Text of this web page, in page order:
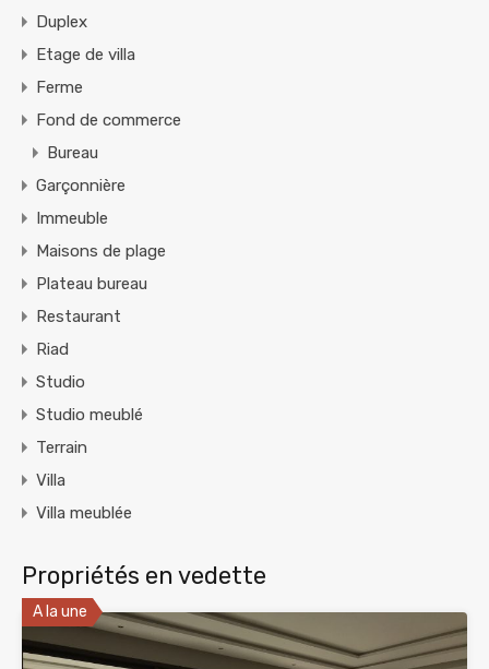
Duplex
Etage de villa
Ferme
Fond de commerce
Bureau
Garçonnière
Immeuble
Maisons de plage
Plateau bureau
Restaurant
Riad
Studio
Studio meublé
Terrain
Villa
Villa meublée
Propriétés en vedette
A la une